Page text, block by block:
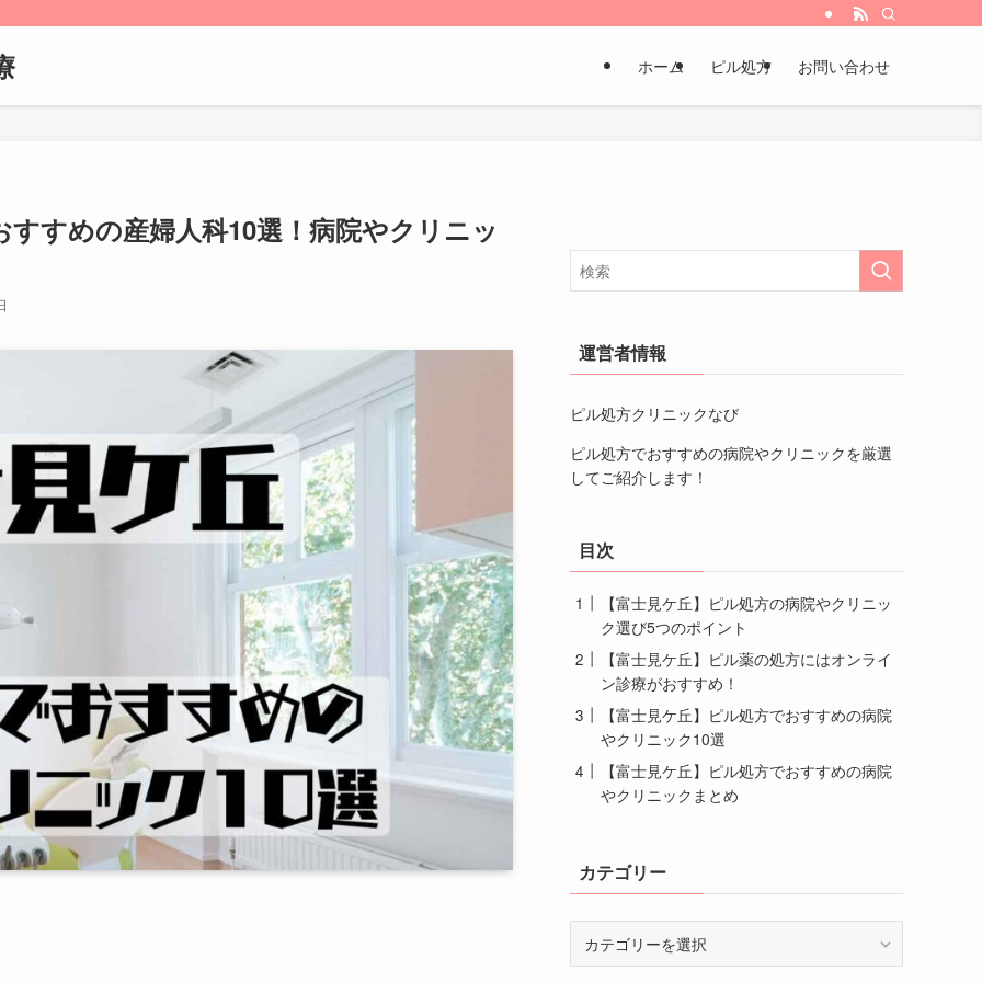
ホーム ピル処方 お問い合わせ
すめの産婦人科10選！病院やクリニッ
運営者情報
ピル処方クリニックなび
ピル処方でおすすめの病院やクリニックを厳選
してご紹介します！
目次
【富士見ケ丘】ピル処方の病院やクリニッ
ク選び5つのポイント
【富士見ケ丘】ピル薬の処方にはオンライ
ン診療がおすすめ！
【富士見ケ丘】ピル処方でおすすめの病院
やクリニック10選
【富士見ケ丘】ピル処方でおすすめの病院
やクリニックまとめ
カテゴリー